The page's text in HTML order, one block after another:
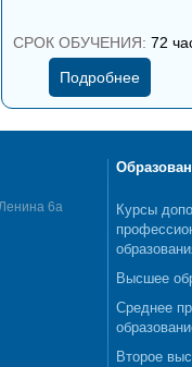
СРОК ОБУЧЕНИЯ: 72
Подробнее
6а
Курсы
Высшее
Среднее
Второе